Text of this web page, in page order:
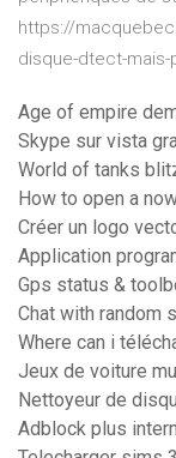
https://
disque-dtect-mais-
Age of empire
Skype sur vista
World of tanks
How to open a
Créer un logo
Application
Gps status &
Chat with random
Where can i
Jeux de voiture
Nettoyeur de
Adblock plus